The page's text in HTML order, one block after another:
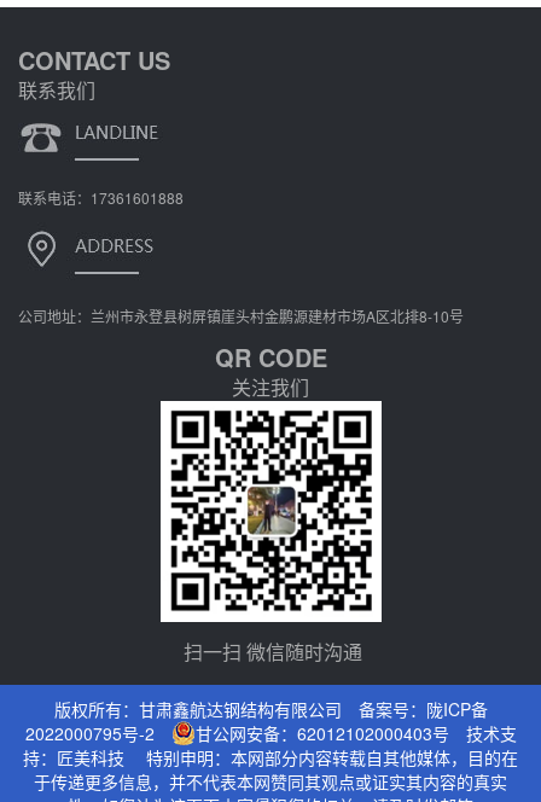
CONTACT US
联系我们
联系电话：17361601888
公司地址：兰州市永登县树屏镇崖头村金鹏源建材市场A区北排8-10号
QR CODE
关注我们
扫一扫 微信随时沟通
版权所有：甘肃鑫航达钢结构有限公司 备案号： 陇ICP备
2022000795号-2
甘公网安备：62012102000403号 技术支
持： 匠美科技 特别申明：本网部分内容转载自其他媒体，目的在
于传递更多信息，并不代表本网赞同其观点或证实其内容的真实